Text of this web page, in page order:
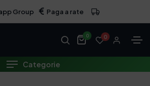
Group Paga a rate
0 0
Categorie